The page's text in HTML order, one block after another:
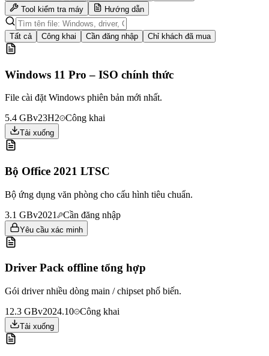
Tool kiểm tra máy
Hướng dẫn
Tất cả Công khai Cần đăng nhập Chỉ khách đã mua
Windows 11 Pro – ISO chính thức
File cài đặt Windows phiên bản mới nhất.
5.4 GBv23H2 Công khai
Tải xuống
Bộ Office 2021 LTSC
Bộ ứng dụng văn phòng cho cấu hình tiêu chuẩn.
3.1 GBv2021 Cần đăng nhập
Yêu cầu xác minh
Driver Pack offline tổng hợp
Gói driver nhiều dòng main / chipset phổ biến.
12.3 GBv2024.10 Công khai
Tải xuống